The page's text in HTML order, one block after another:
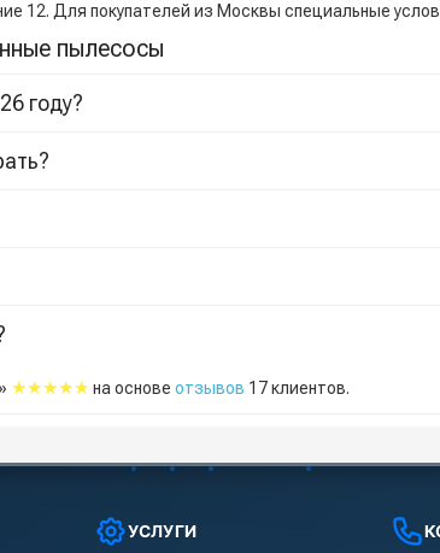
12. Для покупателей из Москвы специальные
пылесосы
году?
★★★★★ на основе отзывов 17клиентов.
УСЛУГИ